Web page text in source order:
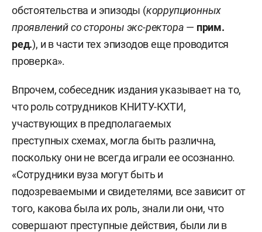
обстоятельства и эпизоды (коррупционных
проявлений со стороны экс-ректора — прим.
ред.), и в части тех эпизодов еще проводится
проверка».
Впрочем, собеседник издания указывает на то,
что роль сотрудников КНИТУ-КХТИ,
участвующих в предполагаемых
преступных схемах, могла быть различна,
поскольку они не всегда играли ее осознанно.
«Сотрудники вуза могут быть и
подозреваемыми и свидетелями, все зависит от
того, какова была их роль, знали ли они, что
совершают преступные действия, были ли в